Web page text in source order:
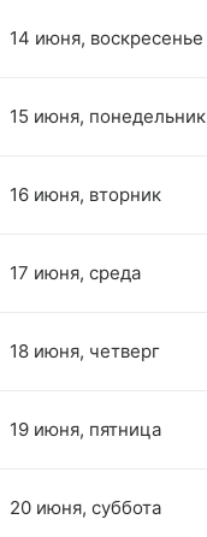
14 июня, воскресенье
15 июня, понедельник
16 июня, вторник
17 июня, среда
18 июня, четверг
19 июня, пятница
20 июня, суббота